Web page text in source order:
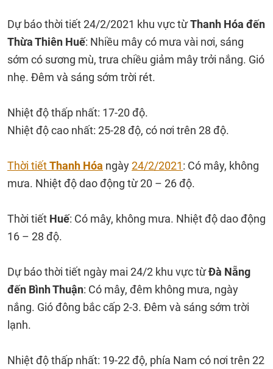
Dự báo thời tiết 24/2/2021 khu vực từThanh Hóa đến
Thừa Thiên Huế: Nhiều mây có mưa vài nơi, sáng
sớm có sương mù, trưa chiều giảm mây trởi nắng. Gió
nhẹ. Đêm và sáng sớm trời rét.
Nhiệt độ thấp nhất: 17-20 độ.
Nhiệt độ cao nhất: 25-28 độ, có nơi trên 28 độ.
Thời tiếtThanh Hóa ngày24/2/2021: Có mây, không
mưa. Nhiệt độ dao động từ 20 – 26 độ.
Thời tiết Huế: Có mây, không mưa. Nhiệt độ dao động
16 – 28 độ.
Dự báo thời tiết ngày mai 24/2 khu vực từĐà Nẵng
đến Bình Thuận: Có mây, đêm không mưa, ngày
nắng. Gió đông bắc cấp 2-3. Đêm và sáng sớm trời
lạnh.
Nhiệt độ thấp nhất: 19-22 độ, phía Nam có nơi trên 22